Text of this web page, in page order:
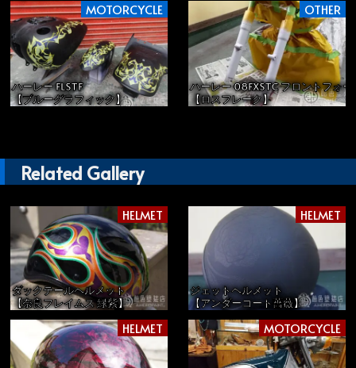
MOTORCYCLE
ハーレー FLSTF
【ブルーグラフィック】
OTHER
ハーレー 08FXSTC フロントフォー
【ロスフレーク】
Related Gallery
HELMET
ダックテールヘルメット
【奈良フレイムス 緑紫】
HELMET
ジェットヘルメット
【アンダーコート薔薇】
HELMET MOTORCYCLE